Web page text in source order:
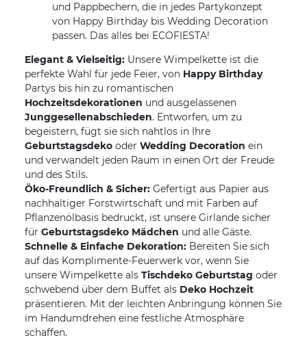
und Pappbechern, die in jedes Partykonzept
von Happy Birthday bis Wedding Decoration
passen. Das alles bei ECOFIESTA!
Elegant & Vielseitig: Unsere Wimpelkette ist die
perfekte Wahl für jede Feier, von Happy Birthday
Partys bis hin zu romantischen
Hochzeitsdekorationen und ausgelassenen
Junggesellenabschieden. Entworfen, um zu
begeistern, fügt sie sich nahtlos in Ihre
Geburtstagsdeko oder Wedding Decoration ein
und verwandelt jeden Raum in einen Ort der Freude
und des Stils.
Öko-Freundlich & Sicher: Gefertigt aus Papier aus
nachhaltiger Forstwirtschaft und mit Farben auf
Pflanzenölbasis bedruckt, ist unsere Girlande sicher
für Geburtstagsdeko Mädchen und alle Gäste.
Schnelle & Einfache Dekoration: Bereiten Sie sich
auf das Komplimente-Feuerwerk vor, wenn Sie
unsere Wimpelkette als Tischdeko Geburtstag oder
schwebend über dem Buffet als Deko Hochzeit
präsentieren. Mit der leichten Anbringung können Sie
im Handumdrehen eine festliche Atmosphäre
schaffen.